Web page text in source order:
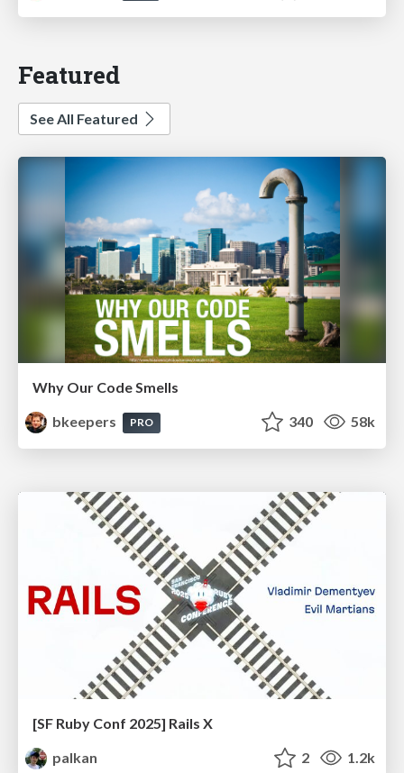
Featured
See All Featured
Why Our Code Smells
bkeepers
PRO 340 58k
[SF Ruby Conf 2025] Rails X
palkan
2 1.2k